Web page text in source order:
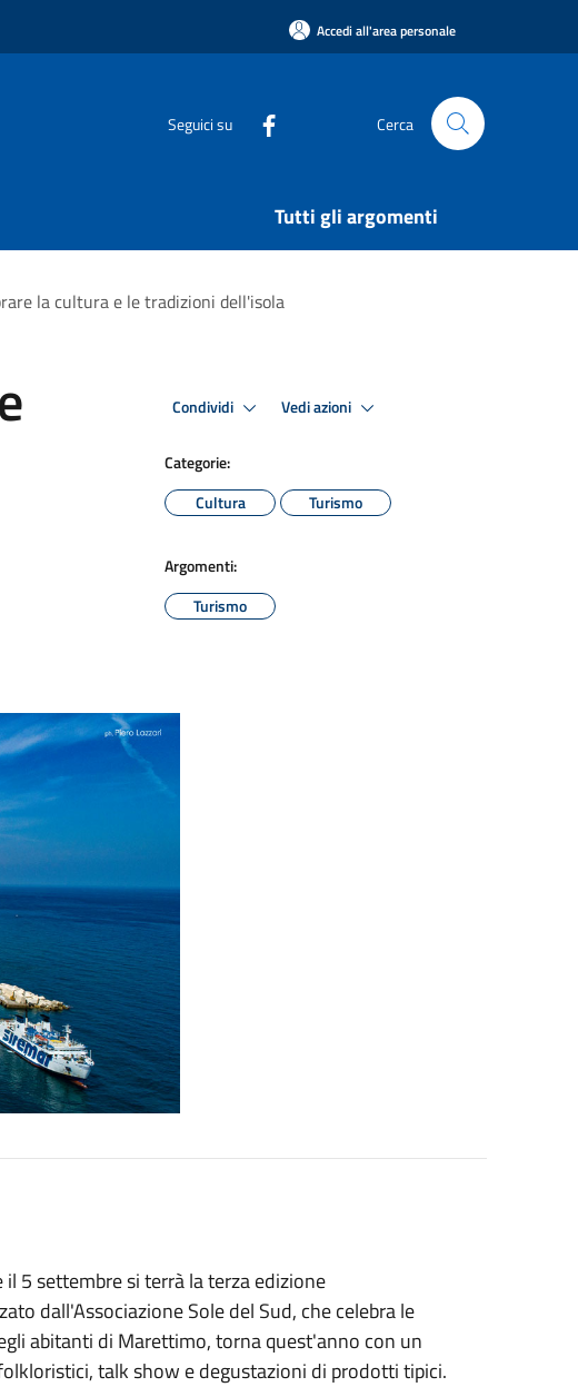
Accedi all'area personale
Seguici su Cerca
Tutti gli argomenti
la cultura e le tradizioni dell'isola
Condividi Vedi azioni
Categorie:
Cultura
Turismo
Argomenti:
Turismo
5 settembre si terrà la terza edizione
dall'Associazione Sole del Sud, che celebra le
abitanti di Marettimo, torna quest'anno con un
talk show e degustazioni di prodotti tipici.